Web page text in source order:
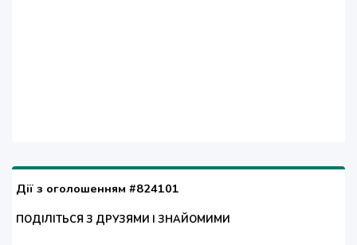
Дії з оголошенням #824101
ПОДІЛІТЬСЯ З ДРУЗЯМИ І ЗНАЙОМИМИ